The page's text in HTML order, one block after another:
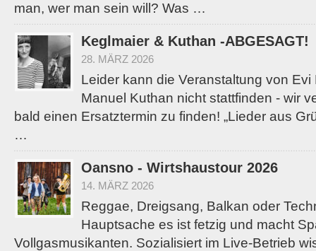
man, wer man sein will? Was …
Keglmaier & Kuthan -ABGESAGT!
28. MÄRZ 2026
Leider kann die Veranstaltung von
Manuel Kuthan nicht stattfinden - wir
bald einen Ersatztermin zu finden! „Lieder aus
…
Oansno - Wirtshaustour 2026
14. MÄRZ 2026
Reggae, Dreigsang, Balkan oder
Hauptsache es ist fetzig und macht
Vollgasmusikanten. Sozialisiert im Live-Betrieb